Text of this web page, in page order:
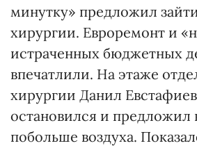
минутку» предложил
хирургии. Евроремонт и
истраченных бюджетных
впечатлили. На этаже
хирургии Данил
остановился и предложил
побольше воздуха.